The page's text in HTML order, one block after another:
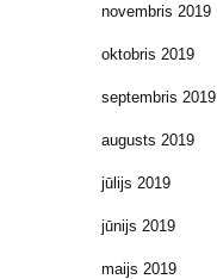
novembris 2019
oktobris 2019
septembris 2019
augusts 2019
jūlijs 2019
jūnijs 2019
maijs 2019